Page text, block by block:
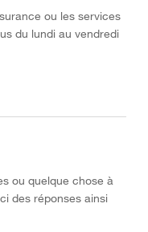
ou les services
du lundi au vendredi
ou quelque chose à
des réponses ainsi